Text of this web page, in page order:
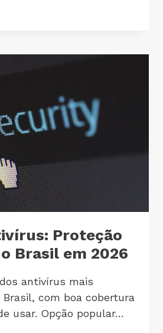
Proteção
Brasil em 2026
antivírus mais
Brasil, com boa cobertura
usar. Opção popular…